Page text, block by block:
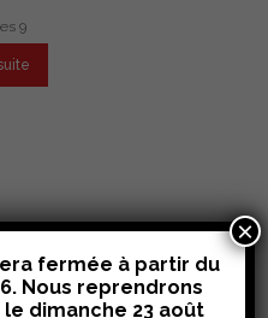
9
5
fermée à partir du
Nous reprendrons
le dimanche 23 août
×